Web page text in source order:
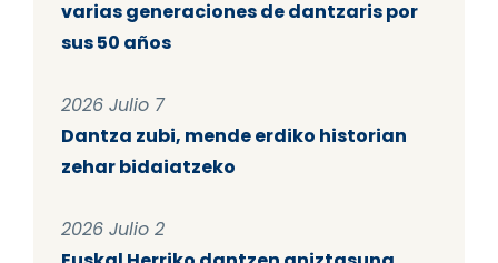
varias generaciones de dantzaris por
sus 50 años
2026 Julio 7
Dantza zubi, mende erdiko historian
zehar bidaiatzeko
2026 Julio 2